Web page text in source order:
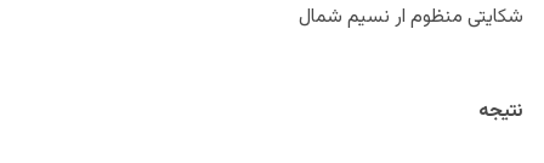
شکایتی منظوم ار نسیم شمال
نتیجه